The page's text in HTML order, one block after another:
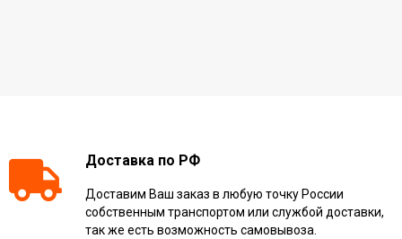
Доставка по РФ
Доставим Ваш заказ в любую точку России
собственным транспортом или службой доставки,
так же есть возможность самовывоза.